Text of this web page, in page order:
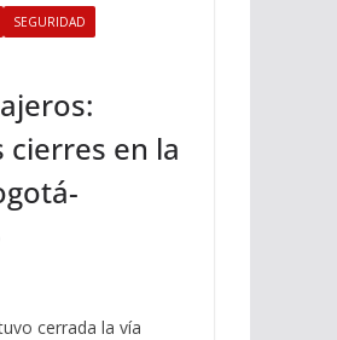
SEGURIDAD
en la
cerrada la vía